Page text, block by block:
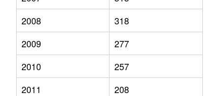
2008
318
2009
277
2010
257
2011
208